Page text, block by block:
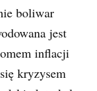
boliwar
jest
inflacji
kryzysem